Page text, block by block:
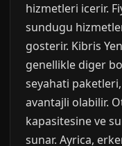
hizmetleri icerir.
sundugu
gosterir. Kibris
genellikle diger
seyahati
avantajli olabilir.
kapasitesine ve
sunar. Ayrica,